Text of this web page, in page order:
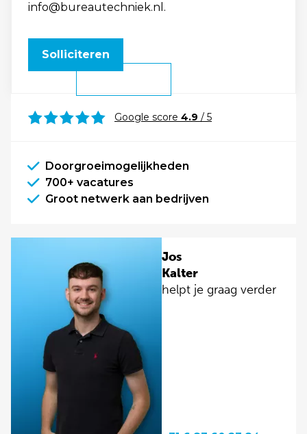
info@bureautechniek.nl.
Solliciteren
Google score 4.9 / 5
Doorgroeimogelijkheden
700+ vacatures
Groot netwerk aan bedrijven
Jos
Kalter
helpt je graag verder